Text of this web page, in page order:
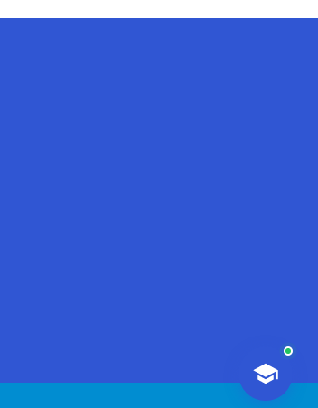
Amanzholov University көмекшісі